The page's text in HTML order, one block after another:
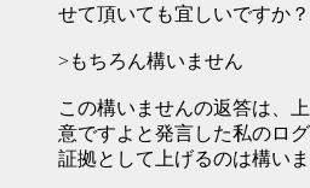
せて頂いても宜しいですか？
>もちろん構いません
この構いませんの返答は、
意ですよと発言した私のロ
証拠として上げるのは構い